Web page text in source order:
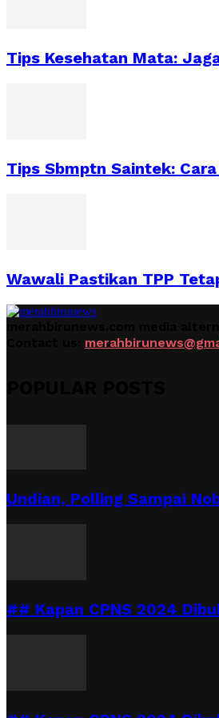
Tips Kesehatan Mata:
Tips Sbmptn Saintek:
Wawali Pastikan TPP
Undian, Polling Sampai
## Kapan CPNS 2024